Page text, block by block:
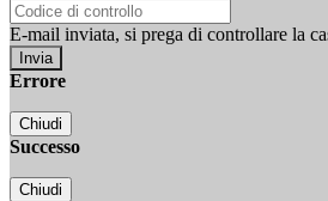
E-mail inviata, si prega di controllare la
Errore
Chiudi
Successo
Chiudi